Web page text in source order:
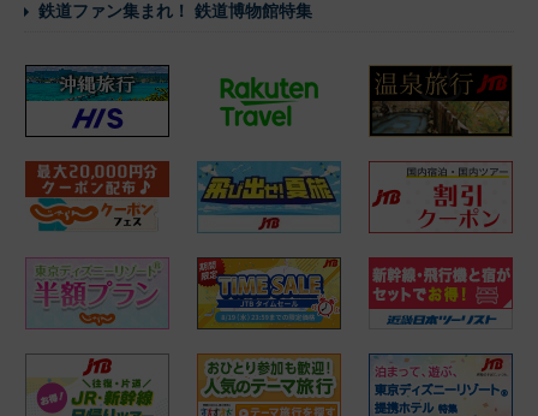
鉄道ファン集まれ！ 鉄道博物館特集